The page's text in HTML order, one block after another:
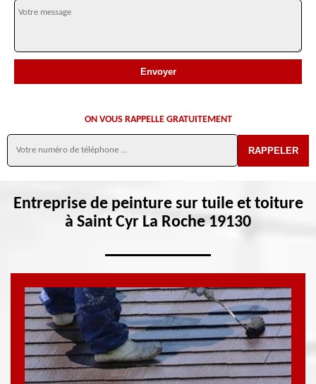
ON VOUS RAPPELLE GRATUITEMENT
Entreprise de peinture sur tuile et toiture
à Saint Cyr La Roche 19130